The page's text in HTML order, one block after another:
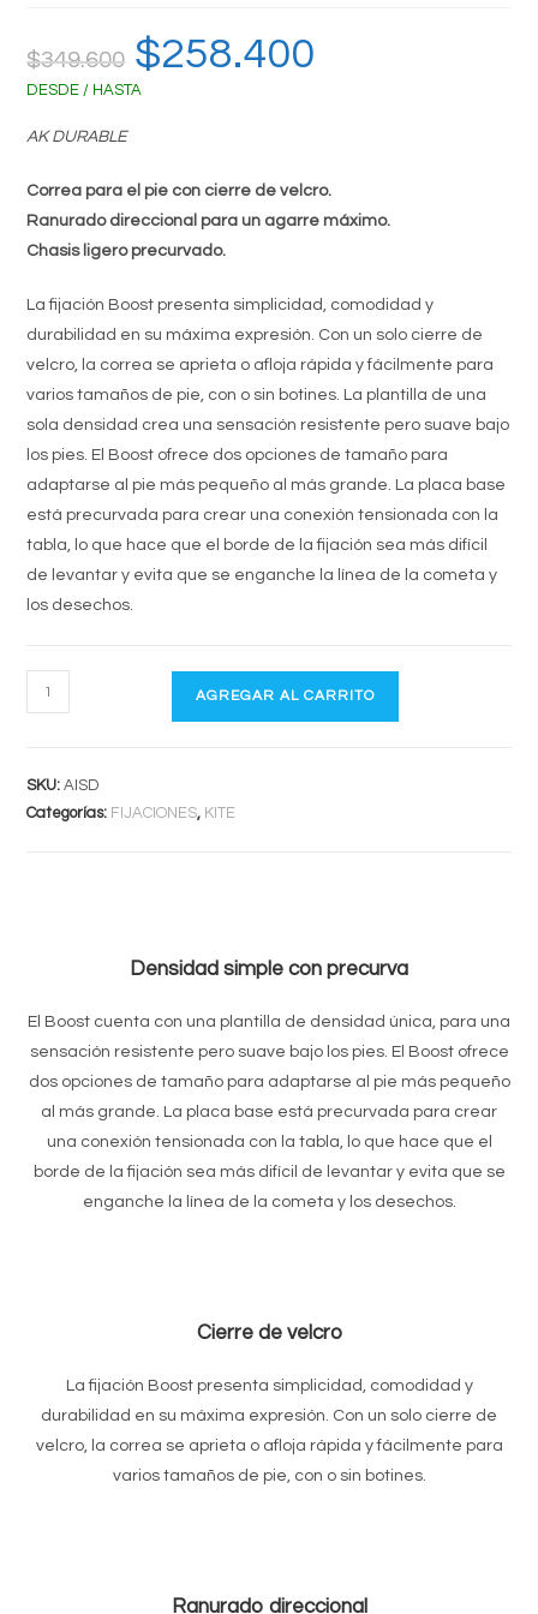
$349.600
El
precio
original
era:
$258.400
DESDE / HASTA
AK DURABLE
Correa para el pie con cierre de velcro.
Ranurado direccional para un agarre máximo.
Chasis ligero precurvado.
La fijación Boost presenta simplicidad, comodidad y
durabilidad en su máxima expresión. Con un solo cierre de
velcro, la correa se aprieta o afloja rápida y fácilmente para
varios tamaños de pie, con o sin botines. La plantilla de una
sola densidad crea una sensación resistente pero suave bajo
los pies. El Boost ofrece dos opciones de tamaño para
adaptarse al pie más pequeño al más grande. La placa base
está precurvada para crear una conexión tensionada con la
tabla, lo que hace que el borde de la fijación sea más difícil
de levantar y evita que se enganche la línea de la cometa y
los desechos.
AK
BOOST
AGREGAR AL CARRITO
SKU:AISD
Categorías: FIJACIONES, KITE
Densidad simple con precurva
El Boost cuenta con una plantilla de densidad única, para una
sensación resistente pero suave bajo los pies. El Boost ofrece
dos opciones de tamaño para adaptarse al pie más pequeño
al más grande. La placa base está precurvada para crear
una conexión tensionada con la tabla, lo que hace que el
borde de la fijación sea más difícil de levantar y evita que se
enganche la línea de la cometa y los desechos.
Cierre de velcro
La fijación Boost presenta simplicidad, comodidad y
durabilidad en su máxima expresión. Con un solo cierre de
velcro, la correa se aprieta o afloja rápida y fácilmente para
varios tamaños de pie, con o sin botines.
Ranurado direccional